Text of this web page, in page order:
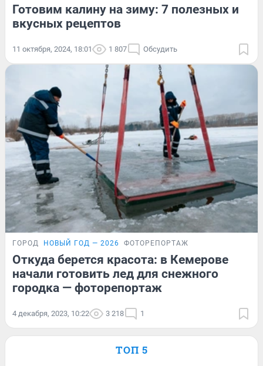
Готовим калину на зиму: 7 полезных и
вкусных рецептов
11 октября, 2024, 18:01 1 807 Обсудить
ГОРОД НОВЫЙ ГОД — 2026 ФОТОРЕПОРТАЖ
Откуда берется красота: в Кемерове
начали готовить лед для снежного
городка — фоторепортаж
4 декабря, 2023, 10:22 3 218 1
ТОП 5